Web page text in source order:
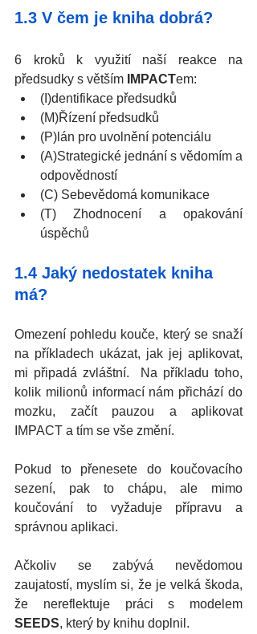
1.3 V čem je kniha dobrá?
6 kroků k využití naší reakce na
předsudky s větším
IMPACTem:
(I)dentifikace předsudků
(M)Řízení předsudků
(P)lán pro uvolnění potenciálu
(A)Strategické jednání s vědomím a
odpovědností
(C) Sebevědomá komunikace
(T) Zhodnocení a opakování
úspěchů
1.4 Jaký nedostatek kniha
má?
Omezení pohledu kouče, který se snaží
na příkladech ukázat, jak jej aplikovat,
mi připadá zvláštní.  Na příkladu toho,
kolik milionů informací nám přichází do
mozku, začít pauzou a aplikovat
IMPACT a tím se vše změní.
Pokud to přenesete do koučovacího
sezení, pak to chápu, ale mimo
koučování to vyžaduje přípravu a
správnou aplikaci.
Ačkoliv se zabývá nevědomou
zaujatostí, myslím si, že je velká škoda,
SEEDS, který by knihu doplnil.